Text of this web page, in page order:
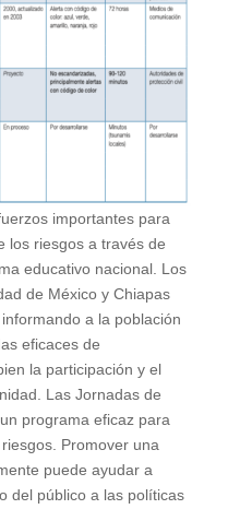
importantes para
los riesgos a través de
educativo nacional. Los
de México y Chiapas
a la población
eficaces de
la participación y el
Las Jornadas de
programa eficaz para
Promover una
puede ayudar a
del público a las políticas